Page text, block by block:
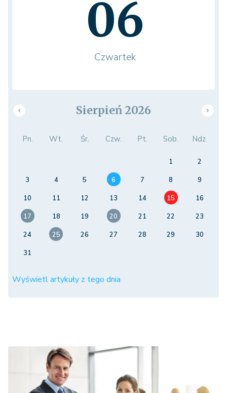
06
Czwartek
Sierpień 2026
Pn. Wt. Śr. Czw. Pt. Sob. Ndz.
1
2
3
4 5 6 7 8
9
10
11 12 13 14 15
16
17
18 19 20 21 22
23
24
25 26 27 28 29
30
31
Wyświetl artykuły z tego dnia